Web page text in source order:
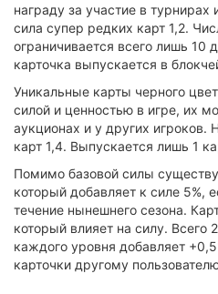
награду за участие в турнирах
сила супер редких карт 1,2.
ограничивается всего лишь 10
карточка выпускается в
Уникальные карты черного
силой и ценностью в игре, их
аукционах и у других игроков.
карт 1,4. Выпускается лишь 1
Помимо базовой силы
который добавляет к силе 5%,
течение нынешнего сезона.
который влияет на силу. Всего
каждого уровня добавляет
карточки другому